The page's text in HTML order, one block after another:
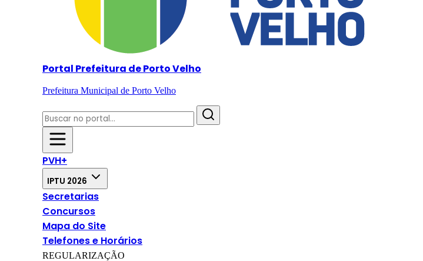
Portal Prefeitura de Porto Velho
Prefeitura Municipal de Porto Velho
PVH+
IPTU 2026
Secretarias
Concursos
Mapa do Site
Telefones e Horários
REGULARIZAÇÃO